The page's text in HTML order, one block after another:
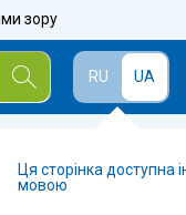
зору
RU UA
Ця сторінка доступна
мовою
Алмагель М таблетки